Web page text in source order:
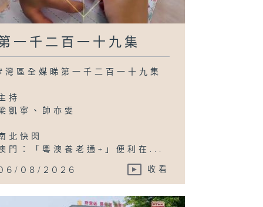
一千二百一十九集
灣區全媒睇第一千二百一十九集
持
凱寧、帥亦雯
北快閃
門：「粵澳養老通+」便利在...
08/2026 收看